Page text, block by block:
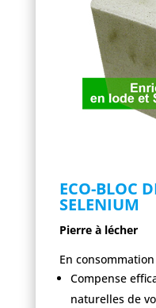
ECO-BLOC
SELENIUM
Pierre à lécher
En
Compense
naturelles de